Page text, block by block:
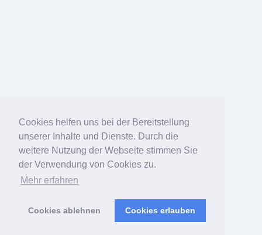
Cookies helfen uns bei der Bereitstellung
unserer Inhalte und Dienste. Durch die
weitere Nutzung der Webseite stimmen Sie
der Verwendung von Cookies zu.
Mehr erfahren
Cookies ablehnen Cookies erlauben